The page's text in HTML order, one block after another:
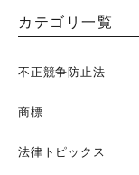
カテゴリ一覧
不正競争防止法
商標
法律トピックス